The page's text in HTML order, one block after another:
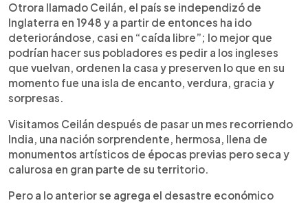
Otrora llamado Ceilán, el país se independizó de
Inglaterra en 1948 y a partir de entonces ha ido
deteriorándose, casi en “caída libre”; lo mejor que
podrían hacer sus pobladores es pedir a los ingleses
que vuelvan, ordenen la casa y preserven lo que en su
momento fue una isla de encanto, verdura, gracia y
sorpresas.
Visitamos Ceilán después de pasar un mes recorriendo
India, una nación sorprendente, hermosa, llena de
monumentos artísticos de épocas previas pero seca y
calurosa en gran parte de su territorio.
Pero a lo anterior se agrega el desastre económico